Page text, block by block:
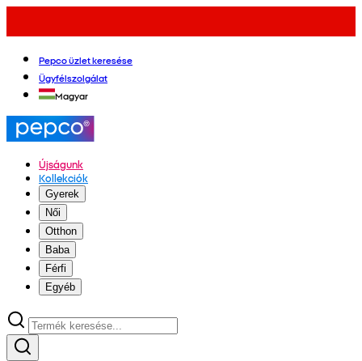
Pepco üzlet keresése
Ügyfélszolgálat
Magyar
Újságunk
Kollekciók
Gyerek
Női
Otthon
Baba
Férfi
Egyéb